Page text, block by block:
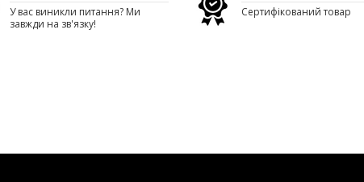
У вас виникли питання? Ми
завжди на зв'язку!
Сертифікований товар